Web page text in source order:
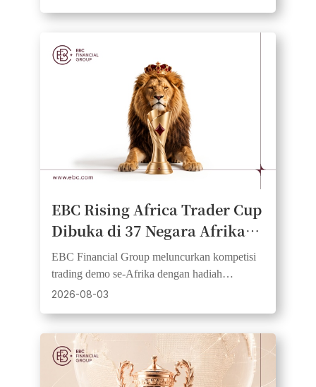
EBC Rising Africa Trader Cup
Dibuka di 37 Negara Afrika,
Memberikan Para Trader
Kesempatan Memulai Secara
Setara dan Mendapatkan
Hadiah Tunai
EBC Financial Group meluncurkan kompetisi
trading demo se-Afrika dengan hadiah
USD1,000, 20 pemenang, dan dana awal yang
2026-08-03